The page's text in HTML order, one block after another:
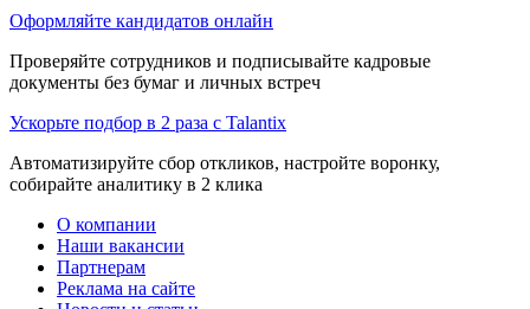
Оформляйте кандидатов онлайн
Проверяйте сотрудников и подписывайте кадровые
документы без бумаг и личных встреч
Ускорьте подбор в 2 раза с Talantix
Автоматизируйте сбор откликов, настройте воронку,
собирайте аналитику в 2 клика
О компании
Наши вакансии
Партнерам
Реклама на сайте